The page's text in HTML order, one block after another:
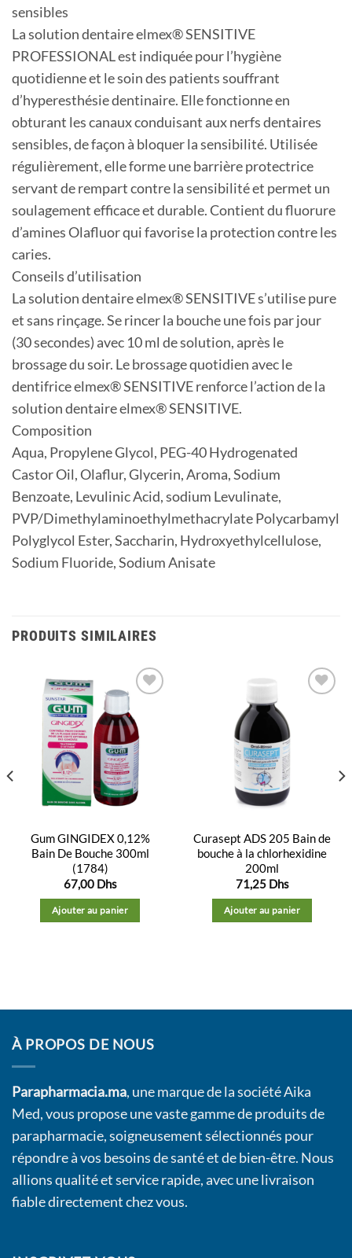
sensibles
La solution dentaire elmex® SENSITIVE
PROFESSIONAL est indiquée pour l’hygiène
quotidienne et le soin des patients souffrant
d’hyperesthésie dentinaire. Elle fonctionne en
obturant les canaux conduisant aux nerfs dentaires
sensibles, de façon à bloquer la sensibilité. Utilisée
régulièrement, elle forme une barrière protectrice
servant de rempart contre la sensibilité et permet un
soulagement efficace et durable. Contient du fluorure
d’amines Olafluor qui favorise la protection contre les
caries.
Conseils d’utilisation
La solution dentaire elmex® SENSITIVE s’utilise pure
et sans rinçage. Se rincer la bouche une fois par jour
(30 secondes) avec 10 ml de solution, après le
brossage du soir. Le brossage quotidien avec le
dentifrice elmex® SENSITIVE renforce l’action de la
solution dentaire elmex® SENSITIVE.
Composition
Aqua, Propylene Glycol, PEG-40 Hydrogenated
Castor Oil, Olaflur, Glycerin, Aroma, Sodium
Benzoate, Levulinic Acid, sodium Levulinate,
PVP/Dimethylaminoethylmethacrylate Polycarbamyl
Polyglycol Ester, Saccharin, Hydroxyethylcellulose,
Sodium Fluoride, Sodium Anisate
PRODUITS SIMILAIRES
Ajouter
à la
liste
d’envies
Gum GINGIDEX 0,12%
Bain De Bouche 300ml
(1784)
67,00 Dhs
Ajouter au panier
Curasept ADS 205 Bain de
bouche à la chlorhexidine
200ml
71,25 Dhs
Ajouter au panier
À PROPOS DE NOUS
Parapharmacia.ma, une marque de la société Aika
Med, vous propose une vaste gamme de produits de
parapharmacie, soigneusement sélectionnés pour
répondre à vos besoins de santé et de bien-être. Nous
allions qualité et service rapide, avec une livraison
fiable directement chez vous.